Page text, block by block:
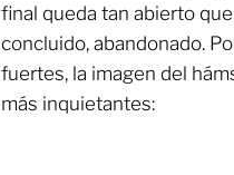
final queda tan abierto
concluido, abandonado.
fuertes, la imagen del
más inquietantes: